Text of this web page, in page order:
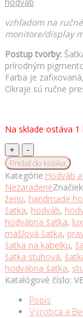
vzhľadom na
monitore/display
Postup tvorby:
prírodným
Farba je
Okraje sú ručne
Na sklade ostáva 1
Stuhová
hodvábna
šatka,
LIMITED_040,
Ručná
výroba
na
Slovensku
množstvo
Pridať do košíka
Kategórie:Hodváb
Nezaradené
ženu, handmade
šatka, hodváb,
hodvábna šatka,
mašľová šatka,
šatka na kabelku,
šatka stuhová,
hodvábna šatka,
Katalógové číslo:
Popis
Výrobca a